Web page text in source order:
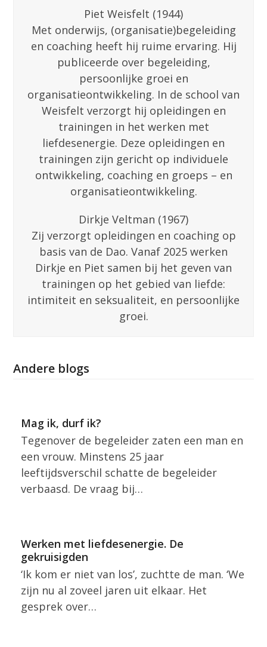
Piet Weisfelt (1944)
Met onderwijs, (organisatie)begeleiding
en coaching heeft hij ruime ervaring. Hij
publiceerde over begeleiding,
persoonlijke groei en
organisatieontwikkeling. In de school van
Weisfelt verzorgt hij opleidingen en
trainingen in het werken met
liefdesenergie. Deze opleidingen en
trainingen zijn gericht op individuele
ontwikkeling, coaching en groeps – en
organisatieontwikkeling.
Dirkje Veltman (1967)
Zij verzorgt opleidingen en coaching op
basis van de Dao. Vanaf 2025 werken
Dirkje en Piet samen bij het geven van
trainingen op het gebied van liefde:
intimiteit en seksualiteit, en persoonlijke
groei.
Andere blogs
Mag ik, durf ik?
Tegenover de begeleider zaten een man en
een vrouw. Minstens 25 jaar
leeftijdsverschil schatte de begeleider
verbaasd. De vraag bij…
Werken met liefdesenergie. De
gekruisigden
‘Ik kom er niet van los’, zuchtte de man. ‘We
zijn nu al zoveel jaren uit elkaar. Het
gesprek over…